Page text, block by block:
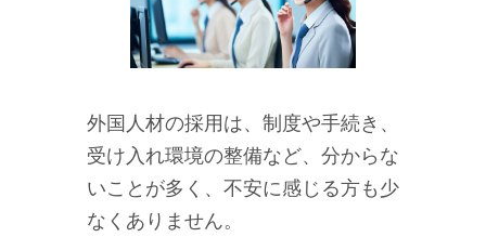
外国人材の採用は、制度や手続き、
受け入れ環境の整備など、分からな
いことが多く、不安に感じる方も少
なくありません。